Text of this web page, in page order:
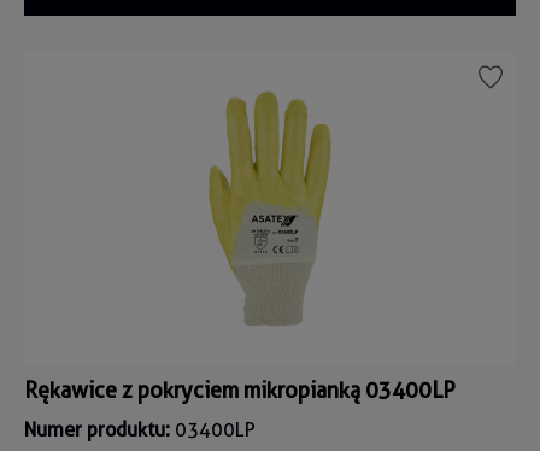
Rękawice z pokryciem mikropianką 03400LP
Numer produktu: 03400LP